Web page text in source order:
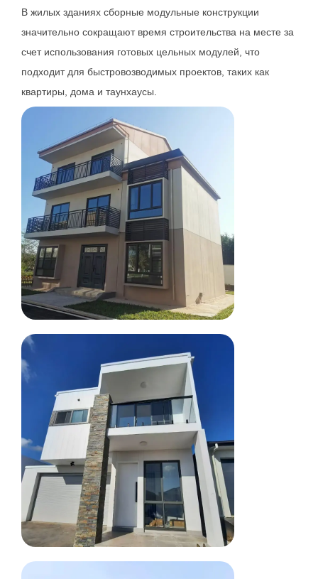
В жилых зданиях сборные модульные конструкции
значительно сокращают время строительства на месте за
счет использования готовых цельных модулей, что
подходит для быстровозводимых проектов, таких как
квартиры, дома и таунхаусы.